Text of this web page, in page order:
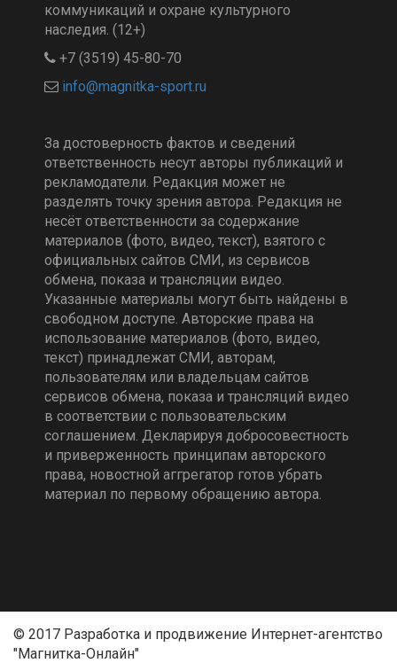
коммуникаций и охране культурного
наследия. (12+)
+7 (3519) 45-80-70
За достоверность фактов и сведений
ответственность несут авторы публикаций и
рекламодатели. Редакция может не
разделять точку зрения автора. Редакция не
несёт ответственности за содержание
материалов (фото, видео, текст), взятого с
официальных сайтов СМИ, из сервисов
обмена, показа и трансляции видео.
Указанные материалы могут быть найдены в
свободном доступе. Авторские права на
использование материалов (фото, видео,
текст) принадлежат СМИ, авторам,
пользователям или владельцам сайтов
сервисов обмена, показа и трансляций видео
в соответствии с пользовательским
соглашением. Декларируя добросовестность
и приверженность принципам авторского
права, новостной аггрегатор готов убрать
материал по первому обращению автора.
© 2017 Разработка и продвижение Интернет-агентство
"Магнитка-Онлайн"